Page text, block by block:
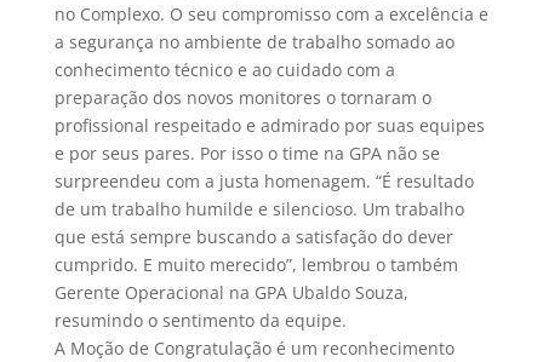
no Complexo. O seu compromisso com a excelência e
a segurança no ambiente de trabalho somado ao
conhecimento técnico e ao cuidado com a
preparação dos novos monitores o tornaram o
profissional respeitado e admirado por suas equipes
e por seus pares. Por isso o time na GPA não se
surpreendeu com a justa homenagem. “É resultado
de um trabalho humilde e silencioso. Um trabalho
que está sempre buscando a satisfação do dever
cumprido. E muito merecido”, lembrou o também
Gerente Operacional na GPA Ubaldo Souza,
resumindo o sentimento da equipe.
A Moção de Congratulação é um reconhecimento